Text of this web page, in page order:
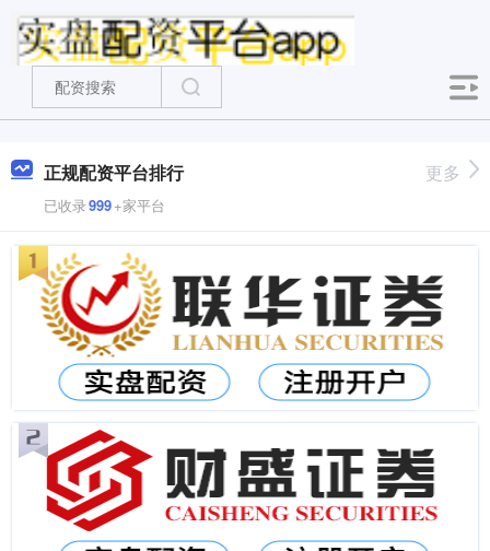
正规配资平台排行
已收录999+家平台
更多